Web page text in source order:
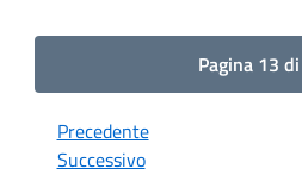
Pagina 13
Precedente
Successivo